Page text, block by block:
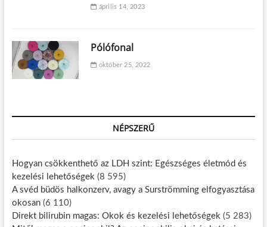
április 14, 2023
Pólófonal
október 25, 2022
NÉPSZERŰ
Hogyan csökkenthető az LDH szint: Egészséges életmód és
kezelési lehetőségek (8 595)
A svéd büdös halkonzerv, avagy a Surströmming elfogyasztása
okosan (6 110)
Direkt bilirubin magas: Okok és kezelési lehetőségek (5 283)